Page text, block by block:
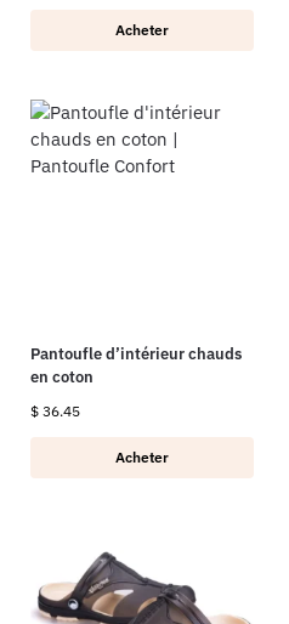
Acheter
Pantoufle d’intérieur chauds
en coton
$ 36.45
Acheter